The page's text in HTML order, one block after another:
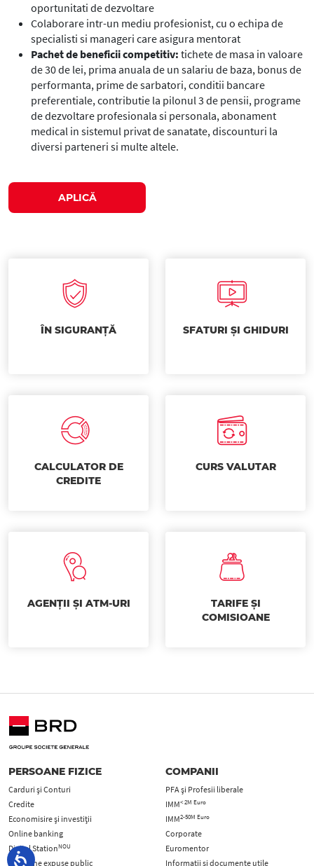
oportunitati de dezvoltare
Colaborare intr-un mediu profesionist, cu o echipa de
specialisti si manageri care asigura mentorat
Pachet de beneficii competitiv: tichete de masa in valoare
de 30 de lei, prima anuala de un salariu de baza, bonus de
performanta, prime de sarbatori, conditii bancare
preferentiale, contributie la pilonul 3 de pensii, programe
de dezvoltare profesionala si personala, abonament
medical in sistemul privat de sanatate, discounturi la
diversi parteneri si multe altele.
APLICĂ
ÎN SIGURANȚĂ SFATURI ȘI GHIDURI
CALCULATOR DE
CREDITE
CURS VALUTAR
AGENȚII ȘI ATM-URI
TARIFE ȘI
COMISIOANE
PERSOANE FIZICE
Carduri şi Conturi
Credite
Economisire și investiții
Online banking
Digital StationNOU
Persoane expuse public
COMPANII
PFA şi Profesii liberale
IMM< 2M Euro
IMM2-50M Euro
Corporate
Euromentor
Informații și documente utile